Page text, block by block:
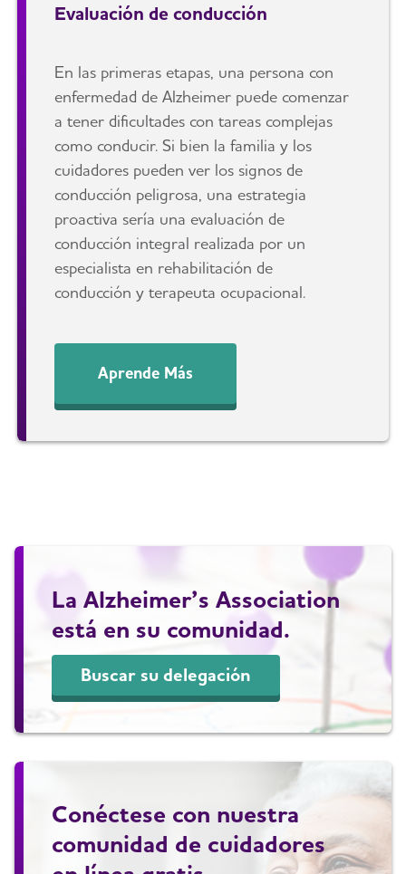
Evaluación de conducción
En las primeras etapas, una persona con
enfermedad de Alzheimer puede comenzar
a tener dificultades con tareas complejas
como conducir. Si bien la familia y los
cuidadores pueden ver los signos de
conducción peligrosa, una estrategia
proactiva sería una evaluación de
conducción integral realizada por un
especialista en rehabilitación de
conducción y terapeuta ocupacional.
Aprende Más
La Alzheimer’s Association
está en su comunidad.
Buscar su delegación
Conéctese con nuestra
comunidad de cuidadores